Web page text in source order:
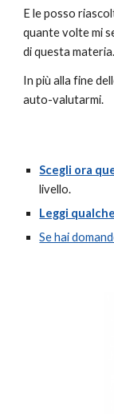
E le posso
quante volte mi
di questa materia.
In più alla fine
auto-valutarmi.
Scegli ora
livello.
Leggi
Se hai